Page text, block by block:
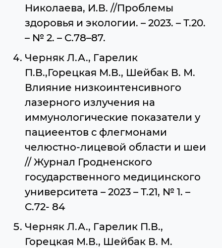
Николаева, И.В. //Проблемы
здоровья и экологии. – 2023. – Т.20.
– № 2. – С.78–87.
Черняк Л.А., Гарелик
П.В.,Горецкая М.В., Шейбак В. М.
Влияние низкоинтенсивного
лазерного излучения на
иммунологические показатели у
пациеентов с флегмонами
челюстно-лицевой области и шеи
// Журнал Гродненского
государственного медицинского
университета – 2023 – Т.21, № 1. –
С.72- 84
Черняк Л.А., Гарелик П.В.,
Горецкая М.В., Шейбак В. М.